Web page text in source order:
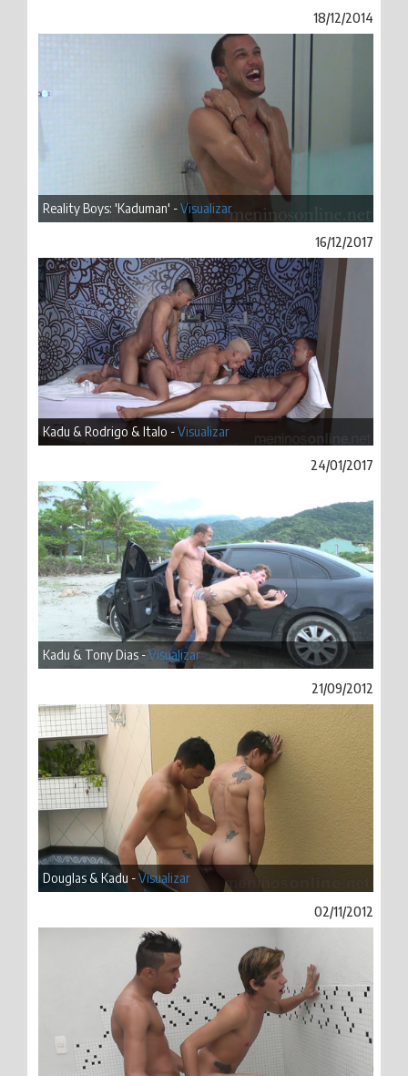
18/12/2014
Reality Boys: 'Kaduman' -Visualizar
16/12/2017
Kadu & Rodrigo & Italo -Visualizar
24/01/2017
Kadu & Tony Dias -Visualizar
21/09/2012
Douglas & Kadu -Visualizar
02/11/2012